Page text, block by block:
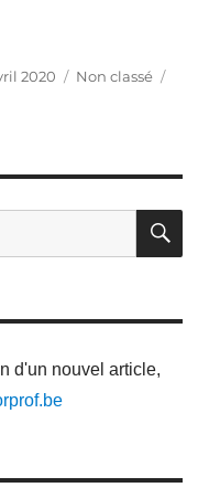
2020 Catégories
Non classé
d'un nouvel article,